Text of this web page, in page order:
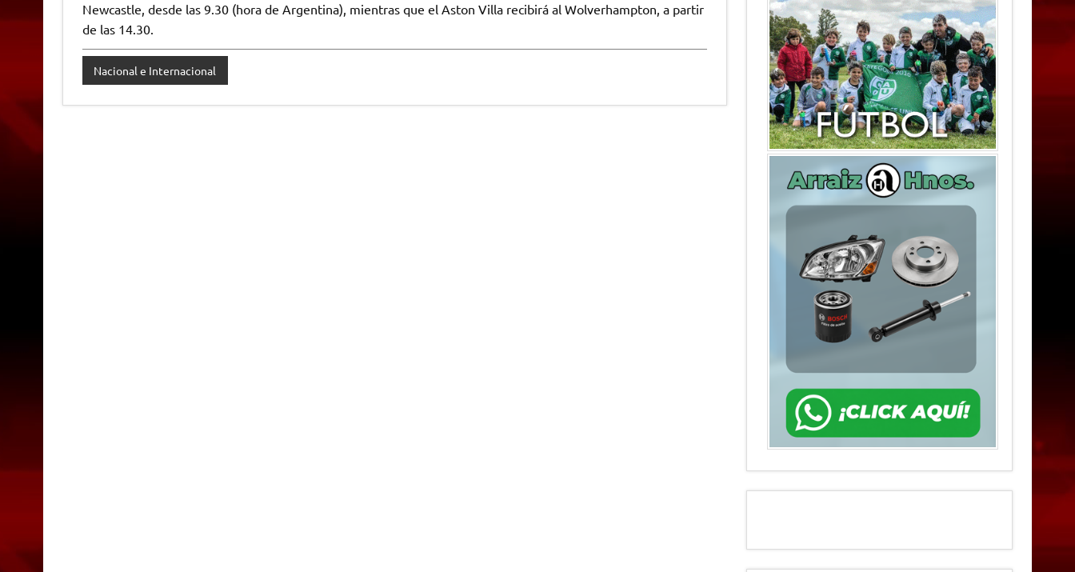
Newcastle, desde las 9.30 (hora de Argentina), mientras que el Aston Villa recibirá al Wolverhampton, a partir
de las 14.30.
Nacional e Internacional